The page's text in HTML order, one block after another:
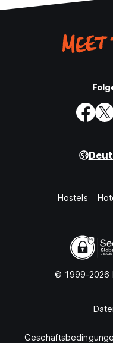
Hostels
© 1999-2026